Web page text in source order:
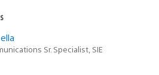
Sr. Specialist, SIE